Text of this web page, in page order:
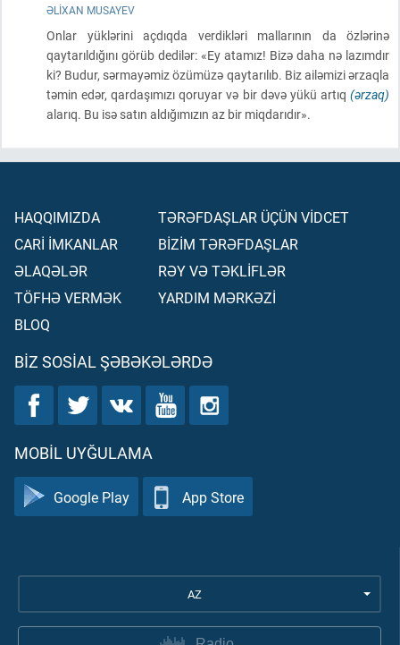
ƏLIXAN MUSAYEV
Onlar yüklərini açdıqda verdikləri mallarının da özlərinə
qaytarıldığını görüb dedilər: «Ey atamız! Bizə daha nə lazımdır
ki? Budur, sərmayəmiz özümüzə qaytarılıb. Biz ailəmizi ərzaqla
təmin edər, qardaşımızı qoruyar və bir dəvə yükü artıq (ərzaq)
alarıq. Bu isə satın aldığımızın az bir miqdarıdır».
HAQQIMIZDA
CARİ İMKANLAR
ƏLAQƏLƏR
TÖFHƏ VERMƏK
BLOQ
TƏRƏFDAŞLAR ÜÇÜN VİDCET
BİZİM TƏRƏFDAŞLAR
RƏY VƏ TƏKLİFLƏR
YARDIM MƏRKƏZİ
BIZ SOSIAL ŞƏBƏKƏLƏRDƏ
MOBIL UYĞULAMA
Google Play App Store
AZ